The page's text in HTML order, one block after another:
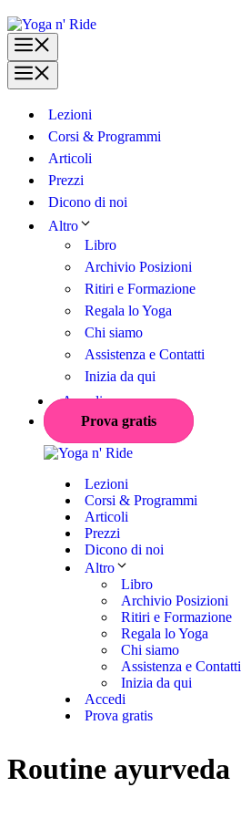
Vai
al
contenuto
Lezioni
Corsi & Programmi
Articoli
Prezzi
Dicono di noi
Altro
Libro
Archivio Posizioni
Ritiri e Formazione
Regala lo Yoga
Chi siamo
Assistenza e Contatti
Inizia da qui
Accedi
Prova gratis
Lezioni
Corsi & Programmi
Articoli
Prezzi
Dicono di noi
Altro
Libro
Archivio Posizioni
Ritiri e Formazione
Regala lo Yoga
Chi siamo
Assistenza e Contatti
Inizia da qui
Accedi
Prova gratis
Routine ayurveda